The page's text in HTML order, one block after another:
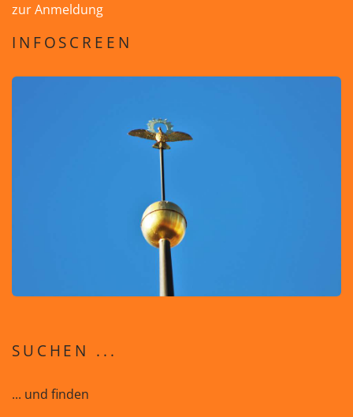
zur Anmeldung
INFOSCREEN
SUCHEN ...
... und finden